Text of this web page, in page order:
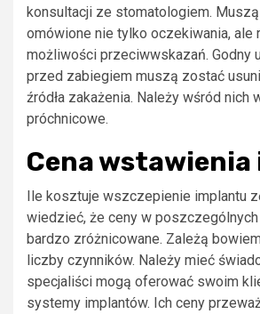
konsultacji ze stomatologiem.
omówione nie tylko oczekiwania, ale
możliwości przeciwwskazań. Godny
przed zabiegiem muszą zostać
źródła zakażenia. Należy wśród nich
próchnicowe.
Cena
Ile kosztuje wszczepienie implantu
wiedzieć, że ceny w
bardzo zróżnicowane. Zależą
liczby czynników. Należy mieć
specjaliści mogą oferować swoim
systemy implantów. Ich ceny